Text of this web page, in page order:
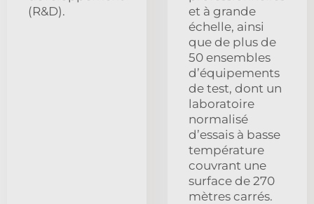
(R&D).
et à grande
échelle, ainsi
que de plus de
50 ensembles
d’équipements
de test, dont un
laboratoire
normalisé
d’essais à basse
température
couvrant une
surface de 270
mètres carrés.